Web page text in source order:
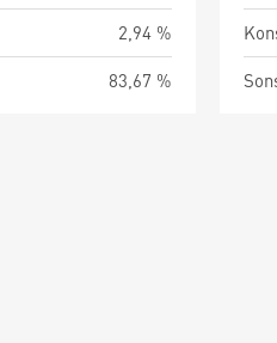
2,94 %
83,67 %